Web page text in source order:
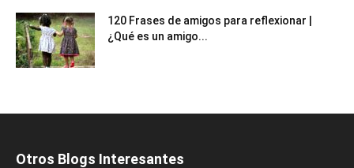
120 Frases de amigos para reflexionar |
¿Qué es un amigo...
Otros Blogs Interesantes